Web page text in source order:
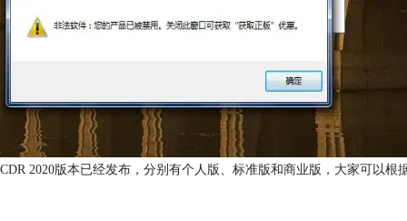
2020版本已经发布，分别有个人版、标准版和商业版，大家可以